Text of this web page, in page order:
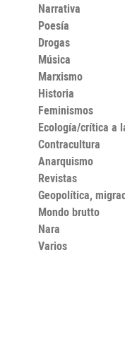
Narrativa
Poesía
Drogas
Música
Marxismo
Historia
Feminismos
Ecología/crítica a
Contracultura
Anarquismo
Revistas
Geopolítica,
Mondo brutto
Nara
Varios